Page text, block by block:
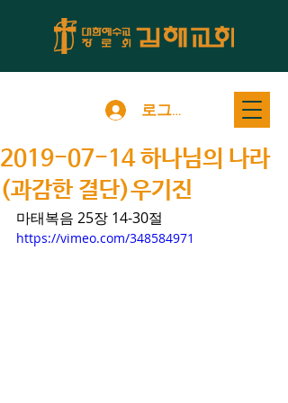
로그인
2019-07-14 하나님의 나라
(과감한 결단)우기진
마태복음 25장 14-30절
https://vimeo.com/348584971